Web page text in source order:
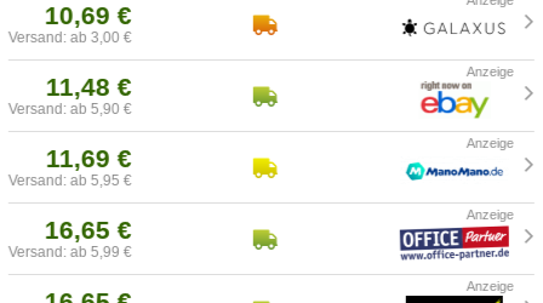
10,69 €
Versand: ab 3,00 €
11,48 €
Versand: ab 5,90 €
11,69 €
Versand: ab 5,95 €
16,65 €
Versand: ab 5,99 €